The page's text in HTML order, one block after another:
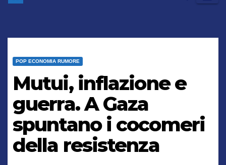
POP ECONOMIA RUMORE
Mutui, inflazione e
guerra. A Gaza
spuntano i cocomeri
della resistenza